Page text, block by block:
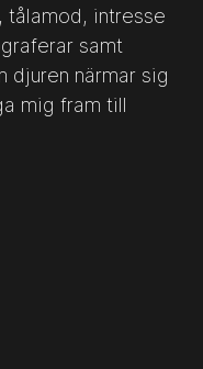
tålamod, intresse
samt
djuren närmar sig
mig fram till